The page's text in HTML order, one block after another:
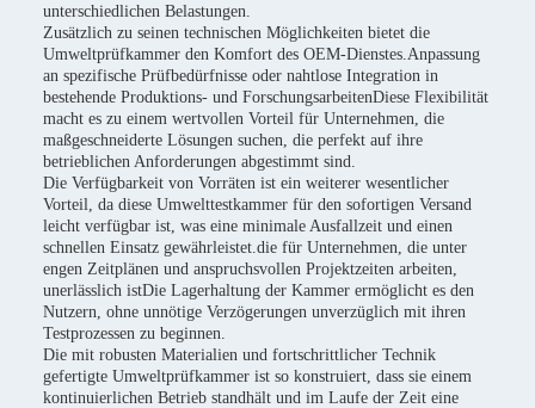
unterschiedlichen Belastungen.
Zusätzlich zu seinen technischen Möglichkeiten bietet die
Umweltprüfkammer den Komfort des OEM-Dienstes.Anpassung
an spezifische Prüfbedürfnisse oder nahtlose Integration in
bestehende Produktions- und ForschungsarbeitenDiese Flexibilität
macht es zu einem wertvollen Vorteil für Unternehmen, die
maßgeschneiderte Lösungen suchen, die perfekt auf ihre
betrieblichen Anforderungen abgestimmt sind.
Die Verfügbarkeit von Vorräten ist ein weiterer wesentlicher
Vorteil, da diese Umwelttestkammer für den sofortigen Versand
leicht verfügbar ist, was eine minimale Ausfallzeit und einen
schnellen Einsatz gewährleistet.die für Unternehmen, die unter
engen Zeitplänen und anspruchsvollen Projektzeiten arbeiten,
unerlässlich istDie Lagerhaltung der Kammer ermöglicht es den
Nutzern, ohne unnötige Verzögerungen unverzüglich mit ihren
Testprozessen zu beginnen.
Die mit robusten Materialien und fortschrittlicher Technik
gefertigte Umweltprüfkammer ist so konstruiert, dass sie einem
kontinuierlichen Betrieb standhält und im Laufe der Zeit eine